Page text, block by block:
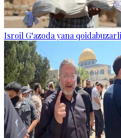
Isroil G‘azoda yana